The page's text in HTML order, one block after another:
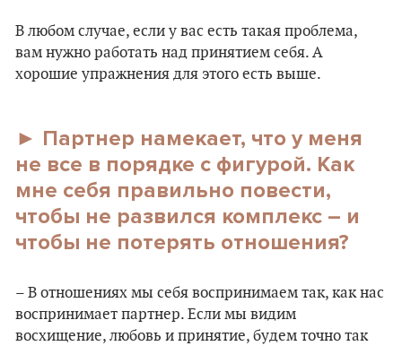
В любом случае, если у вас есть такая проблема,
вам нужно работать над принятием себя. А
хорошие упражнения для этого есть выше.
► Партнер намекает, что у меня
не все в порядке с фигурой. Как
мне себя правильно повести,
чтобы не развился комплекс – и
чтобы не потерять отношения?
– В отношениях мы себя воспринимаем так, как нас
воспринимает партнер. Если мы видим
восхищение, любовь и принятие, будем точно так